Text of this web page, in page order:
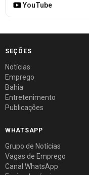
YouTube
SEÇÕES
Notícias
Emprego
Bahia
Entretenimento
Publicações
WHATSAPP
Grupo de Notícias
Vagas de Emprego
Canal WhatsApp